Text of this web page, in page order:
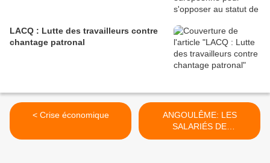
LACQ : Lutte des travailleurs contre
chantage patronal
< Crise économique
ANGOULÊME: LES
SALARIÉS DE
CASTORAMA EN GRÈVE